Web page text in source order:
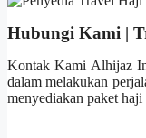
Hubungi Kami |
Kontak Kami Alhijaz
dalam melakukan
menyediakan paket